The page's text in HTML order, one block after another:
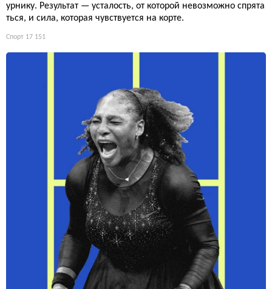
урнику. Результат — усталость, от которой невозможно спрята
ться, и сила, которая чувствуется на корте.
Спорт 17 151